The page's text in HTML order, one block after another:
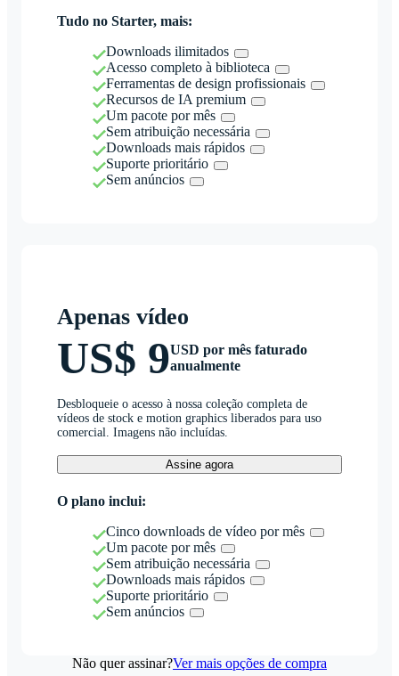
Tudo no Starter, mais:
Downloads ilimitados
Acesso completo à biblioteca
Ferramentas de design profissionais
Recursos de IA premium
Um pacote por mês
Sem atribuição necessária
Downloads mais rápidos
Suporte prioritário
Sem anúncios
Apenas vídeo
US$ 9USD por mês faturado
anualmente
Desbloqueie o acesso à nossa coleção completa de
vídeos de stock e motion graphics liberados para uso
comercial. Imagens não incluídas.
Assine agora
O plano inclui:
Cinco downloads de vídeo por mês
Um pacote por mês
Sem atribuição necessária
Downloads mais rápidos
Suporte prioritário
Sem anúncios
Não quer assinar?Ver mais opções de compra